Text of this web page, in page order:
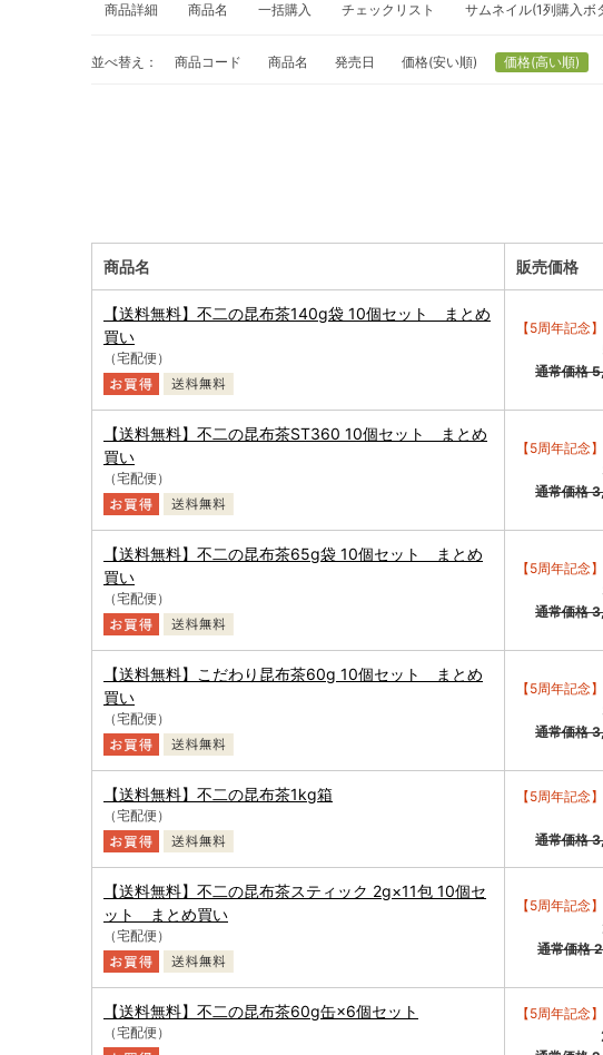
商品詳細
商品名 一括購入 チェックリスト サムネイル(1列購入ボ
並べ替え： 商品コード 商品名 発売日 価格(安い順) 価格(高い順)
商品名 販売価格
【送料無料】不二の昆布茶140g袋 10個セット まとめ
買い
（宅配便）
【5周年記念
通常価格
【送料無料】不二の昆布茶ST360 10個セット まとめ
買い
（宅配便）
【5周年記念
通常価格
【送料無料】不二の昆布茶65g袋 10個セット まとめ
買い
（宅配便）
【5周年記念
通常価格
【送料無料】こだわり昆布茶60g 10個セット まとめ
買い
（宅配便）
【5周年記念
通常価格
【送料無料】不二の昆布茶1kg箱
（宅配便）
【5周年記念
通常価格
【送料無料】不二の昆布茶スティック 2g×11包 10個セ
ット まとめ買い
（宅配便）
【5周年記念
通常価格
【送料無料】不二の昆布茶60g缶×6個セット
（宅配便）
【5周年記念